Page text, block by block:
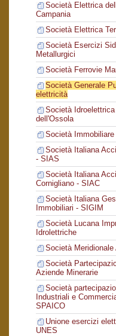
Società Elettrica
Campania
Società Elettrica
Società Esercizi
Metallurgici
Società Ferrovie
Società Generale
elettricità
Società Idroelettrica
dell'Ossola
Società Immobiliare
Società Italiana
- SIAS
Società Italiana
Cornigliano - SIAC
Società Italiana
Immobiliari - SIGIM
Società Lucana
Idrolettriche
Società Meridionale
Società
Aziende Minerarie
Società
Industriali e
SPAICO
Unione esercizi
UNES